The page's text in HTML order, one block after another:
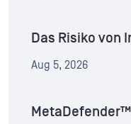
Das Risiko von
Aug 5, 2026